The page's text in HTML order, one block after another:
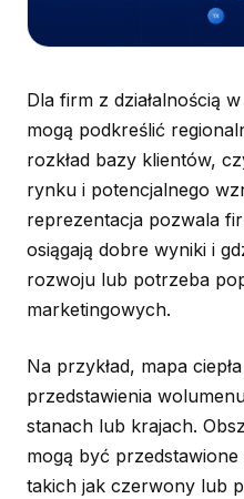
Dla firm z działalnością
mogą podkreślić
rozkład bazy klientów,
rynku i potencjalnego
reprezentacja pozwala
osiągają dobre wyniki i
rozwoju lub potrzeba
marketingowych.
Na przykład, mapa
przedstawienia
stanach lub krajach.
mogą być
takich jak czerwony lub